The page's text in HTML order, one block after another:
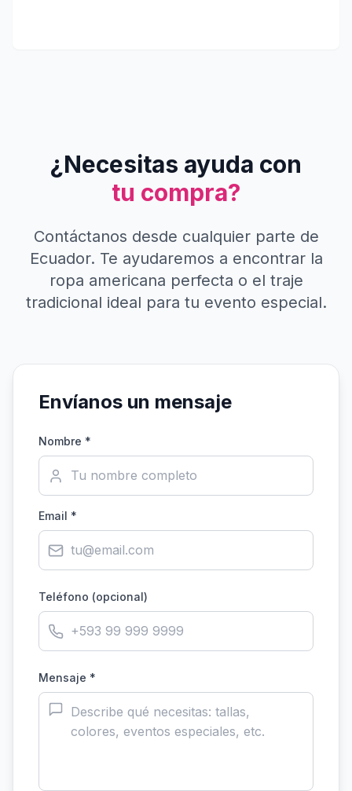
¿Necesitas ayuda con
tu compra?
Contáctanos desde cualquier parte de
Ecuador. Te ayudaremos a encontrar la
ropa americana perfecta o el traje
tradicional ideal para tu evento especial.
Envíanos un mensaje
Nombre *
Email *
Teléfono (opcional)
Mensaje *